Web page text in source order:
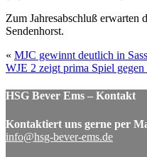
Zum Jahresabschluß erwarten
Sendenhorst.
« MJC gewinnt deutlich in
WJE 2 zeigt prima Spiel
HSG Bever Ems – Kontakt
Kontaktiert uns gerne per
info@hsg-bever-ems.de